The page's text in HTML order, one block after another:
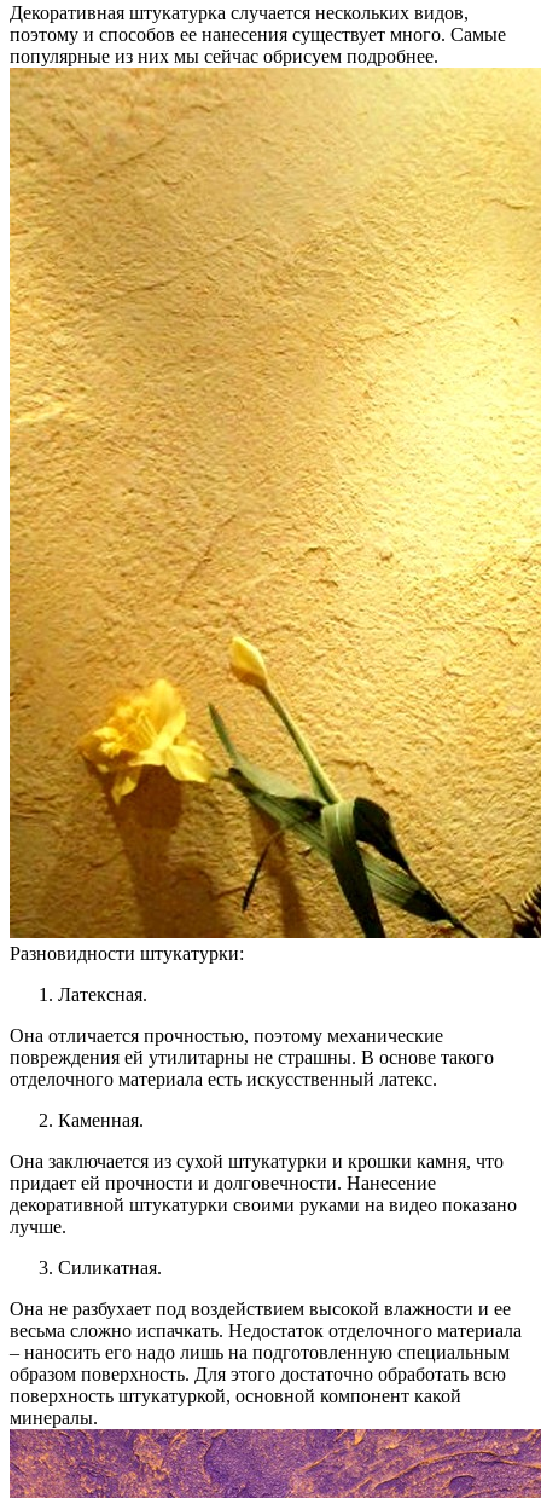
Декоративная штукатурка случается нескольких видов,
поэтому и способов ее нанесения существует много. Самые
популярные из них мы сейчас обрисуем подробнее.
Разновидности штукатурки:
Латексная.
Она отличается прочностью, поэтому механические
повреждения ей утилитарны не страшны. В основе такого
отделочного материала есть искусственный латекс.
Каменная.
Она заключается из сухой штукатурки и крошки камня, что
придает ей прочности и долговечности. Нанесение
декоративной штукатурки своими руками на видео показано
лучше.
Силикатная.
Она не разбухает под воздействием высокой влажности и ее
весьма сложно испачкать. Недостаток отделочного материала
– наносить его надо лишь на подготовленную специальным
образом поверхность. Для этого достаточно обработать всю
поверхность штукатуркой, основной компонент какой
минералы.